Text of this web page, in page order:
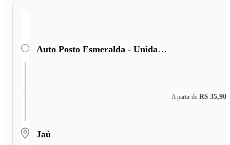
Auto Posto Esmeralda - Unidade II
Jaú
A partir de R$ 35,90